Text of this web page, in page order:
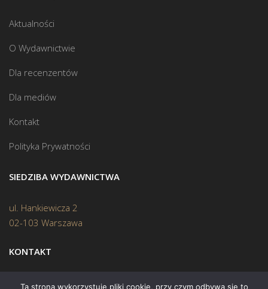
Aktualności
O Wydawnictwie
Dla recenzentów
Dla mediów
Kontakt
Polityka Prywatności
SIEDZIBA WYDAWNICTWA
ul. Hankiewicza 2
02-103 Warszawa
KONTAKT
Biuro: (22) 45 70 402
Ta strona wykorzystuje pliki cookie, przy czym odbywa się to